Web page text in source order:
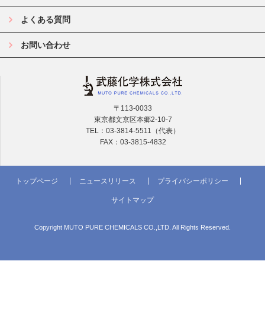
よくある質問
お問い合わせ
〒113-0033
東京都文京区本郷2-10-7
TEL：03-3814-5511（代表）
FAX：03-3815-4832
トップページ ニュースリリース プライバシーポリシー
サイトマップ
Copyright MUTO PURE CHEMICALS CO.,LTD. All Rights Reserved.